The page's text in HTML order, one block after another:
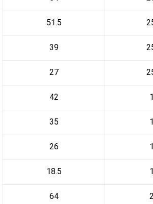
51.5
39
27
42
35
26
18.5
64